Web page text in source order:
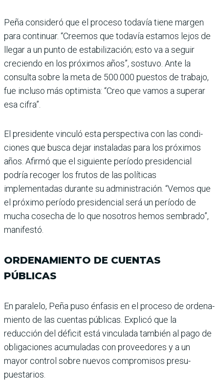
Peña consideró que el pro­ceso todavía tiene margen
para continuar. “Creemos que todavía estamos lejos de
llegar a un punto de esta­bilización; esto va a seguir
creciendo en los próxi­mos años”, sostuvo. Ante la
consulta sobre la meta de 500.000 puestos de trabajo,
fue incluso más optimista: “Creo que vamos a superar
esa cifra”.
El presidente vinculó esta perspectiva con las condi­
ciones que busca dejar ins­taladas para los próximos
años. Afirmó que el siguiente período presidencial
podría recoger los frutos de las polí­ticas
implementadas durante su administración. “Vemos que
el próximo período pre­sidencial será un período de
mucha cosecha de lo que nosotros hemos sembrado”,
manifestó.
ORDENAMIENTO DE CUENTAS
PÚBLICAS
En paralelo, Peña puso énfa­sis en el proceso de ordena­
miento de las cuentas públi­cas. Explicó que la
reducción del déficit está vinculada tam­bién al pago de
obligaciones acumuladas con proveedo­res y a un
mayor control sobre nuevos compromisos presu­
puestarios.